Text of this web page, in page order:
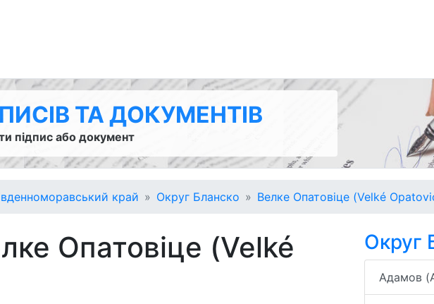
ТА ДОКУМЕНТІВ
підпис або документ
край Округ Бланско Велке Опатовіце (Velké
Опатовіце (Velké
Округ
Адамов